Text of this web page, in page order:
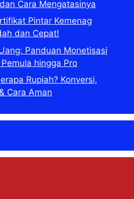
Cara Mengatasinya
Pintar Kemenag
dan Cepat!
Panduan Monetisasi
hingga Pro
Rupiah? Konversi,
Cara Aman